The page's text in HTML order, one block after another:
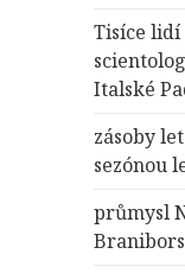
Tisíce lidí
Italské
zásoby
sezónou
průmysl